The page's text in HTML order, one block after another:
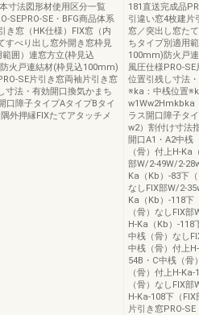
寸法図形材使用区分一覧
SEPRO-SE・BFG商品体系
き窓（HK仕様）FIX窓（内
すべり出し窓外開き窓枠見
囲）連窓方立(枠見込
火戸連結材(枠見込100mm)
SE片引き窓両袖片引き窓
寸法・有効開口換気かまち
口障子タイプAタイプBタイ
外押縁FIXたてアタッチメ
181直送完成品
引違い窓4枚建片
窓／突出し窓た
ちタイプ別適用
100mm)防火戸
風圧仕様PRO-
位置引残し寸法
※ka：中桟位置
w1Ww2Hmkbka
ラス開口障子タ
w2）割付け寸法
開口A1・A2中桟
（骨）付上H-Ka
部W/2-49W/2-
Ka（Kb）-83下
なしFIX部W/2-
Ka（Kb）-118下
（骨）なしFIX
H-Ka（Kb）-118
中桟（骨）なし
中桟（骨）付上
54B・C中桟（骨
（骨）付上H-
（骨）なしFIX
H-Ka-108下（
片引き窓PRO-